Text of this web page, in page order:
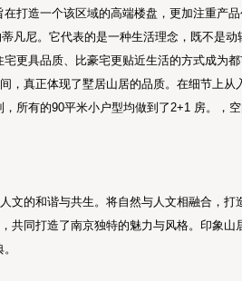
打造一个该区域的高端楼盘，更加注重产
凡尼。它代表的是一种生活理念，既不是
更具品质、比豪宅更贴近生活的方式成为
，真正体现了墅居山居的品质。在细节上
所有的90平米小户型均做到了2+1 房。，
的和谐与共生。将自然与人文相融合，
共同打造了南京独特的魅力与风格。印象